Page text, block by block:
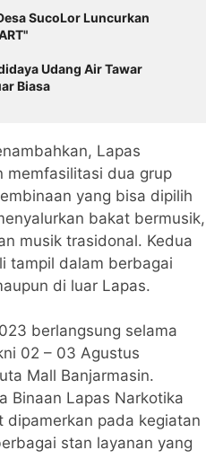
SucoLor Luncurkan
Udang Air Tawar
Biasa
Lapas
memfasilitasi dua grup
yang bisa dipilih
bakat bermusik,
musik trasidonal. Kedua
tampil dalam berbagai
di luar Lapas.
berlangsung selama
02 – 03 Agustus
Mall Banjarmasin.
Binaan Lapas Narkotika
dipamerkan pada kegiatan
stan layanan yang